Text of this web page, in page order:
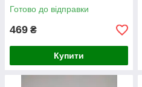
Готово до відправки
469 ₴
Купити